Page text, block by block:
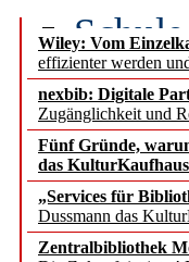
Wiley: Vom
effizienter werden
nexbib: Digitale
Zugänglichkeit und
Fünf Gründe,
das KulturKaufhaus
„Services für
Dussmann das
Zentralbibliothek